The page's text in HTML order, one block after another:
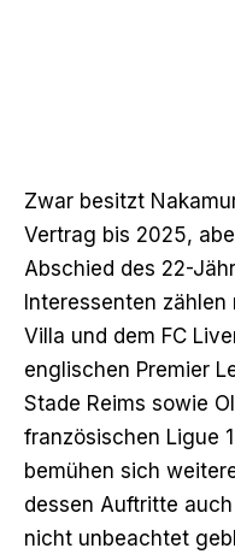
Zwar besitzt
Vertrag bis 2025,
Abschied des 22-
Interessenten zählen
Villa und dem FC
englischen Premier
Stade Reims sowie
französischen Ligue
bemühen sich
dessen Auftritte
nicht unbeachtet